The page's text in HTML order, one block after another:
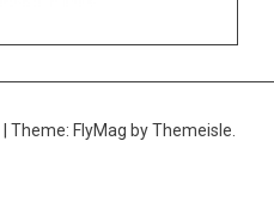
Theme: FlyMag by Themeisle.